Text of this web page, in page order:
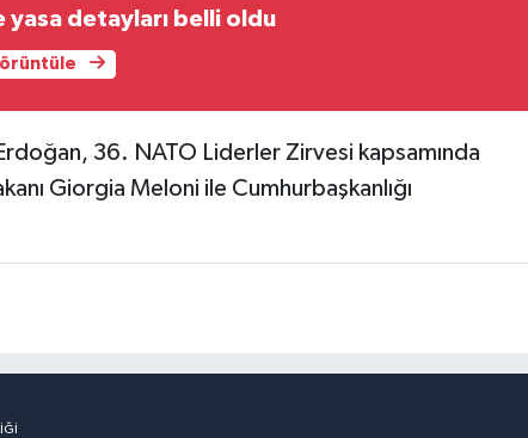
yasa detayları belli oldu
36. NATO Liderler Zirvesi kapsamında
Giorgia Meloni ile Cumhurbaşkanlığı